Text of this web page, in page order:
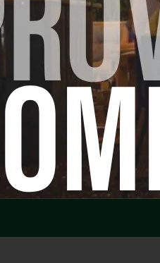
minuten in de oven tot
Opmerkingen
Serveer de quiche